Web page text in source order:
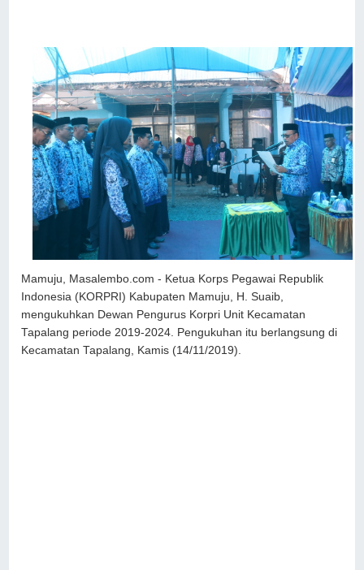
Mamuju, Masalembo.com - Ketua Korps Pegawai Republik
Indonesia (KORPRI) Kabupaten Mamuju, H. Suaib,
mengukuhkan Dewan Pengurus Korpri Unit Kecamatan
Tapalang periode 2019-2024. Pengukuhan itu berlangsung di
Kecamatan Tapalang, Kamis (14/11/2019).